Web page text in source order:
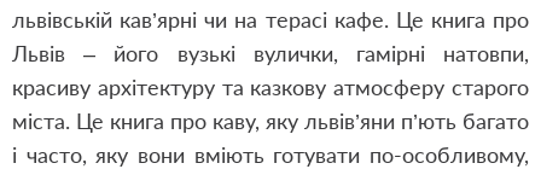
львівській кав’ярні чи на терасі кафе. Це книга про
Львів – його вузькі вулички, гамірні натовпи,
красиву архітектуру та казкову атмосферу старого
міста. Це книга про каву, яку львів’яни п’ють багато
і часто, яку вони вміють готувати по-особливому,